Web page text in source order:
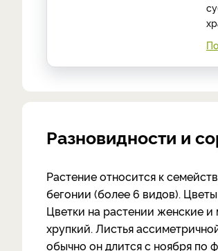
Разновидности и
Растение относится к
бегонии (более 6 видов).
Цветки на растении женские и
хрупкий. Листья
обычно он длится с ноября по